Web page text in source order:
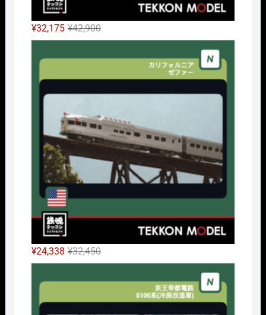
¥42,900元
の
価
で
し
た。
¥32,175
現
在
の
¥32,175
で
す。
¥32,450元
の
価
¥24,338
現
在
の